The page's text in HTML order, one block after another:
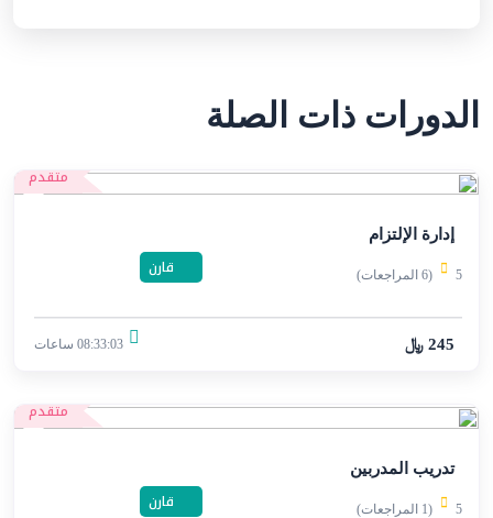
الدورات ذات الصلة
متقدم
إدارة الإلتزام
5 (6 المراجعات) قارن
245 ﷼ 08:33:03 ساعات
متقدم
تدريب المدربين
5 (1 المراجعات) قارن